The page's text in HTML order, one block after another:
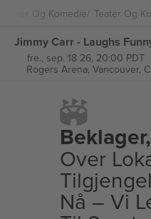
Teater Og Komedie Teater Og
Jimmy Carr - Laughs
fre., sep. 18 26, 20:00 PDT
Rogers Arena, Vancouver,
Beklager,
Over
Nå – Vi